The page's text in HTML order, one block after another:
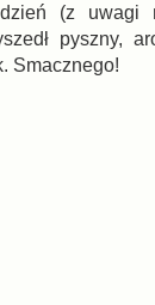
(z uwagi
pyszny,
Smacznego!